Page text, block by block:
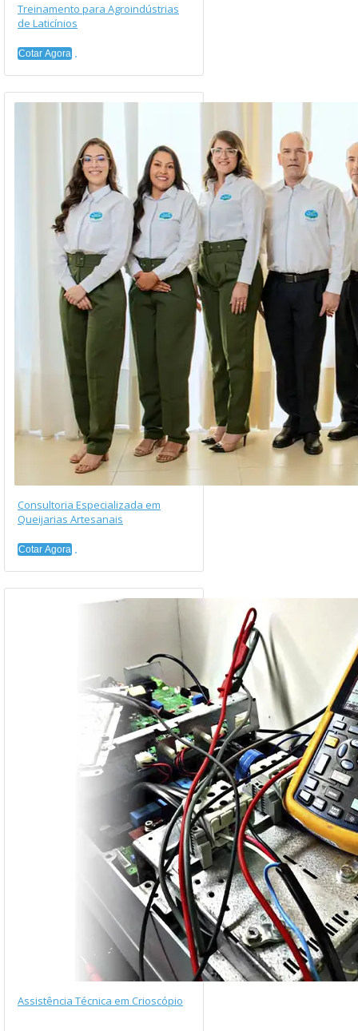
Treinamento para Agroindústrias
de Laticínios
Cotar Agora
Consultoria Especializada em
Queijarias Artesanais
Cotar Agora
Assistência Técnica em Crioscópio